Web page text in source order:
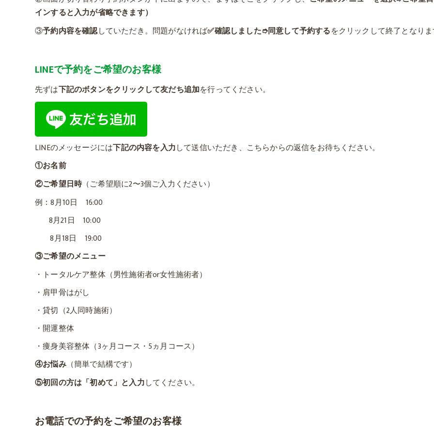
インすると入力が省略できます）
③予約内容を確認していただき。問題がなければ✅確認しました➮同意して予約するをクリックして終了となり
LINEで予約をご希望のお客様
先ずは下記のボタンをクリックして友だち追加を行ってください。
LINEのメッセージには下記の内容を入力して送信いただき、こちらからの返信をお待ちください。
①お名前
②ご希望日時（ご希望順に2〜3個ご入力ください）
例：8月10日 16:00
8月21日 10:00
8月18日 19:00
③ご希望のメニュー
・トータルケア整体（男性施術者or女性施術者）
・肩甲骨はがし
・貸切（2人同時施術）
・開運整体
・痩身美容整体（3ヶ月コース・5ヵ月コース）
④お悩み（簡単で結構です）
⑤初回の方は「初めて」と入力してください。
お電話での予約をご希望のお客様